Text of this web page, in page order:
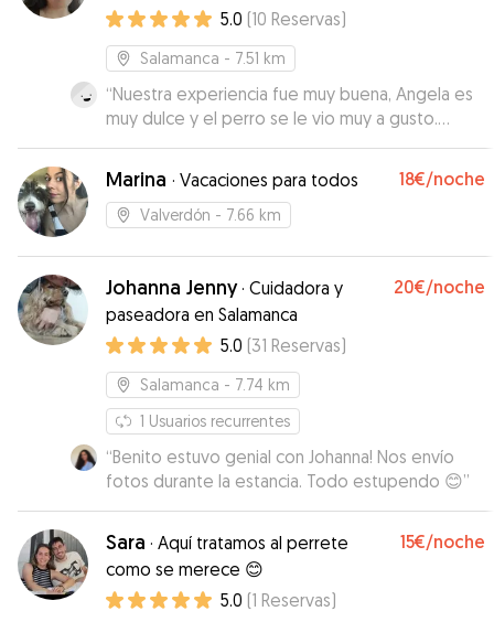
5.0 (10 Reservas)
Salamanca - 7.51 km
“Nuestra experiencia fue muy buena, Angela es
muy dulce y el perro se le vio muy a gusto.
Repetiremos”
Marina · Vacaciones para todos 18€/noche
Valverdón - 7.66 km
Johanna Jenny· Cuidadora y
paseadora en Salamanca
20€/noche
5.0 (31 Reservas)
Salamanca - 7.74 km
1 Usuarios recurrentes
“Benito estuvo genial con Johanna! Nos envío
fotos durante la estancia. Todo estupendo 😊”
Sara · Aquí tratamos al perrete
como se merece 😊
15€/noche
5.0 (1 Reservas)